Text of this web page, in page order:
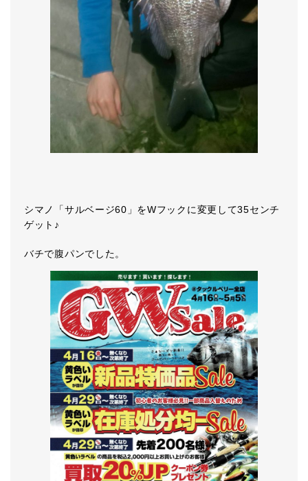
シマノ「サルベージ60」をWフックに変更して35センチ
ゲット♪
バチで腹パンでした。